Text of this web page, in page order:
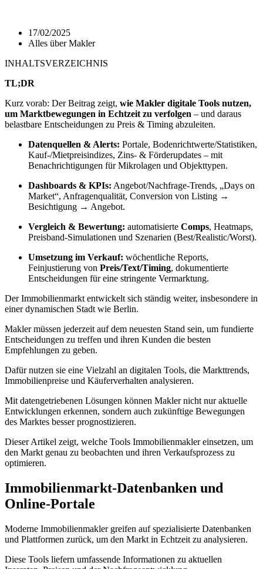
17/02/2025
Alles über Makler
INHALTSVERZEICHNIS
TL;DR
Kurz vorab: Der Beitrag zeigt, wie Makler digitale Tools nutzen,
um Marktbewegungen in Echtzeit zu verfolgen – und daraus
belastbare Entscheidungen zu Preis & Timing abzuleiten.
Datenquellen & Alerts: Portale, Bodenrichtwerte/Statistiken,
Kauf-/Mietpreisindizes, Zins- & Förderupdates – mit
Benachrichtigungen für Mikrolagen und Objekttypen.
Dashboards & KPIs: Angebot/Nachfrage-Trends, „Days on
Market“, Anfragenqualität, Conversion von Listing →
Besichtigung → Angebot.
Vergleich & Bewertung: automatisierte Comps, Heatmaps,
Preisband-Simulationen und Szenarien (Best/Realistic/Worst).
Umsetzung im Verkauf: wöchentliche Reports,
Feinjustierung von Preis/Text/Timing, dokumentierte
Entscheidungen für eine stringente Vermarktung.
Der Immobilienmarkt entwickelt sich ständig weiter, insbesondere in
einer dynamischen Stadt wie Berlin.
Makler müssen jederzeit auf dem neuesten Stand sein, um fundierte
Entscheidungen zu treffen und ihren Kunden die besten
Empfehlungen zu geben.
Dafür nutzen sie eine Vielzahl an digitalen Tools, die Markttrends,
Immobilienpreise und Käuferverhalten analysieren.
Mit datengetriebenen Lösungen können Makler nicht nur aktuelle
Entwicklungen erkennen, sondern auch zukünftige Bewegungen
des Marktes besser prognostizieren.
Dieser Artikel zeigt, welche Tools Immobilienmakler einsetzen, um
den Markt genau zu beobachten und ihren Verkaufsprozess zu
optimieren.
Immobilienmarkt-Datenbanken und
Online-Portale
Moderne Immobilienmakler greifen auf spezialisierte Datenbanken
und Plattformen zurück, um den Markt in Echtzeit zu analysieren.
Diese Tools liefern umfassende Informationen zu aktuellen